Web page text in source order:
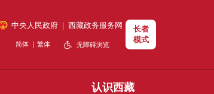
中央人民政府 ｜ 西藏政务服务网
简体｜ 繁体 无障碍浏览
长者
模式
认识西藏